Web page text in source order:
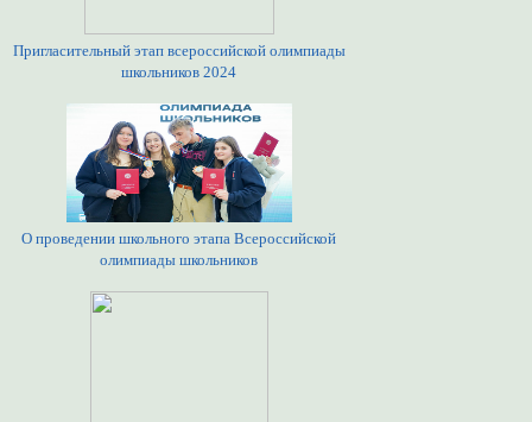
Пригласительный этап всероссийской олимпиады
школьников 2024
О проведении школьного этапа Всероссийской
олимпиады школьников